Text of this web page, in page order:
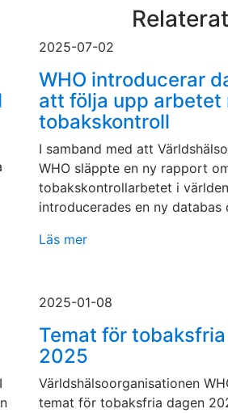
Relaterat
2025-07-02
WHO introducerar
att följa upp arbetet
tobakskontroll
I samband med att
WHO släppte en ny rapport
tobakskontrollarbetet i världen
introducerades en ny databas
Läs mer
2025-01-08
Temat för
2025
Världshälsoorganisationen
temat för tobaksfria dagen